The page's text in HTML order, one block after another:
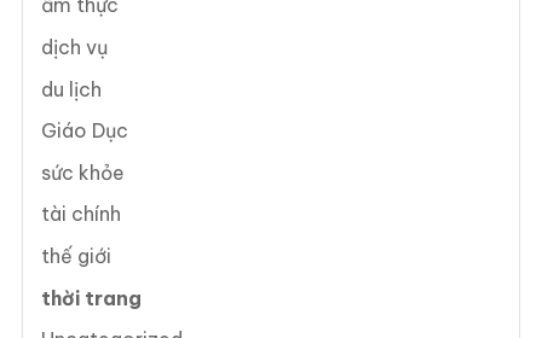
ẩm thực
dịch vụ
du lịch
Giáo Dục
sức khỏe
tài chính
thế giới
thời trang